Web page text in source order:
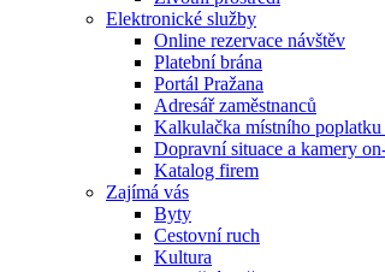
Elektronické služby
Online rezervace návštěv
Platební brána
Portál Pražana
Adresář zaměstnanců
Kalkulačka místního poplatku
Dopravní situace a kamery
Katalog firem
Zajímá vás
Byty
Cestovní ruch
Kultura